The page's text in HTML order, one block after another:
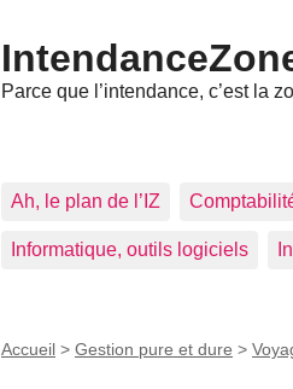
Parce que l’intendance, c’est la
Ah, le plan de l’IZ
Informatique, outils logiciels
Accueil > Gestion pure et dure >